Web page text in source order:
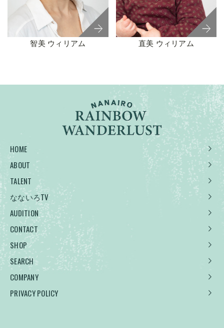
智美 ウィリアム 直美 ウィリアム
HOME
ABOUT
TALENT
なないろTV
AUDITION
CONTACT
SHOP
SEARCH
COMPANY
PRIVACY POLICY